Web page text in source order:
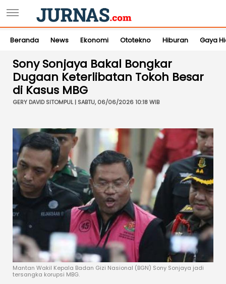
Beranda News Ekonomi Ototekno Hiburan Gaya
Sony Sonjaya Bakal Bongkar
Dugaan Keterlibatan Tokoh Besar
di Kasus MBG
GERY DAVID SITOMPUL | SABTU, 06/06/2026 10:18 WIB
Mantan Wakil Kepala Badan Gizi Nasional (BGN) Sony Sonjaya jadi
tersangka korupsi MBG.